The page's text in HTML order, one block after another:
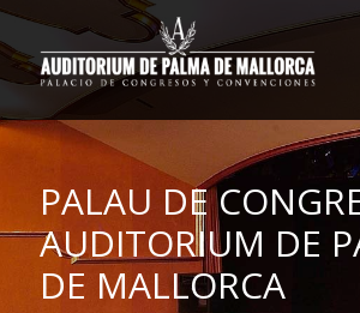
en
INICI
LOCALITZACIÓ
ESPAIS
PALAU DE
AUDITORIUM DE
DE MALLORCA